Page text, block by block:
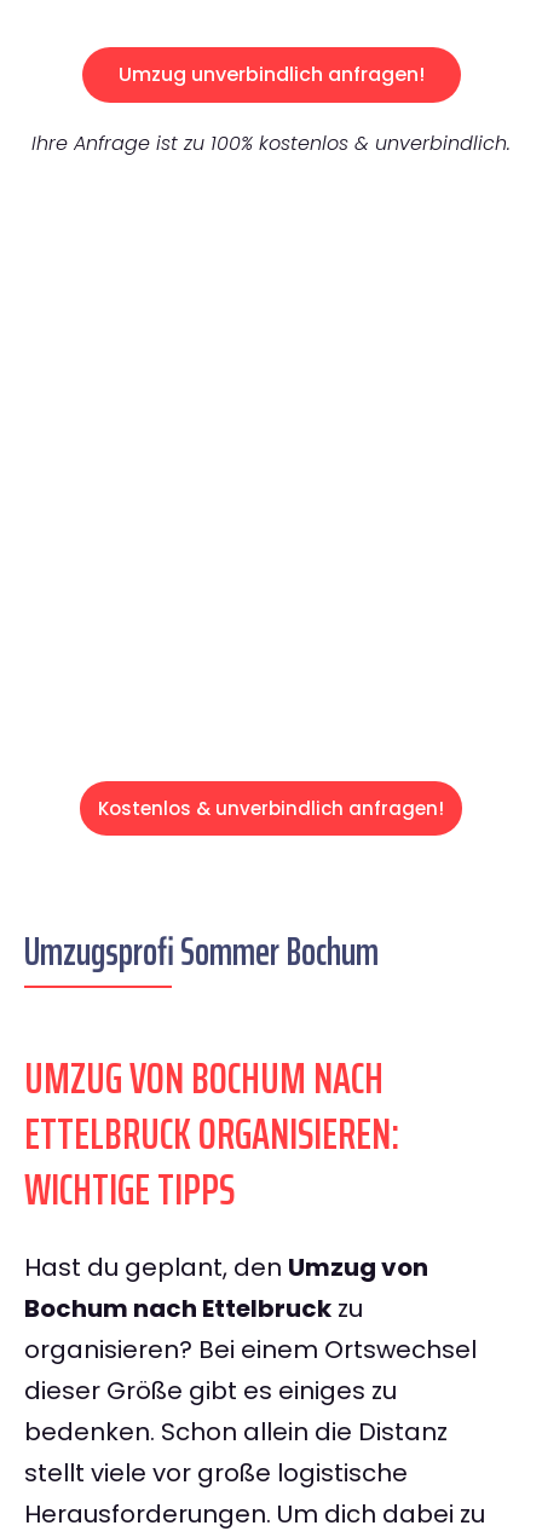
Umzug unverbindlich anfragen!
Ihre Anfrage ist zu 100% kostenlos & unverbindlich.
Kostenlos & unverbindlich anfragen!
Umzugsprofi Sommer Bochum
UMZUG VON BOCHUM NACH
ETTELBRUCK ORGANISIEREN:
WICHTIGE TIPPS
Hast du geplant, den Umzug von
Bochum nach Ettelbruck zu
organisieren? Bei einem Ortswechsel
dieser Größe gibt es einiges zu
bedenken. Schon allein die Distanz
stellt viele vor große logistische
Herausforderungen. Um dich dabei zu